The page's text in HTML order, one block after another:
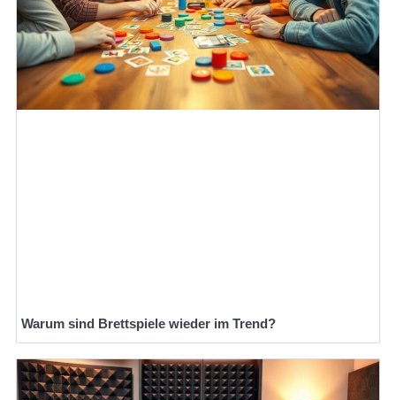
Warum sind Brettspiele wieder im Trend?